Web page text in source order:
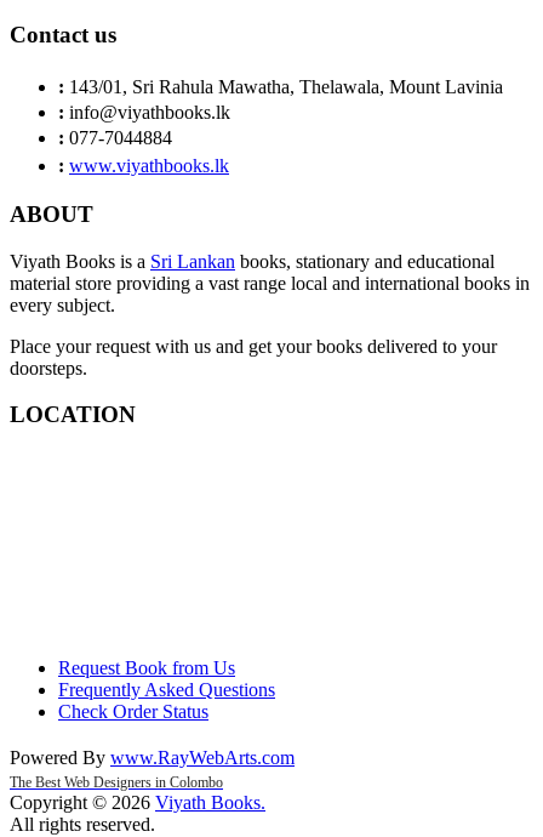
Contact us
: 143/01, Sri Rahula Mawatha, Thelawala, Mount Lavinia
: info@viyathbooks.lk
: 077-7044884
: www.viyathbooks.lk
ABOUT
Viyath Books is a Sri Lankan books, stationary and educational
material store providing a vast range local and international books in
every subject.
Place your request with us and get your books delivered to your
doorsteps.
LOCATION
Request Book from Us
Frequently Asked Questions
Check Order Status
Powered By www.RayWebArts.com
The Best Web Designers in Colombo
Copyright © 2026 Viyath Books.
All rights reserved.